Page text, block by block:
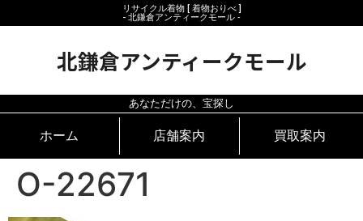
リサイクル着物 [ 着物おりべ ]
- 北鎌倉アンティークモール ‐
北鎌倉アンティークモール
あなただけの、宝探し
ホーム 店舗案内 買取案内
O-22671